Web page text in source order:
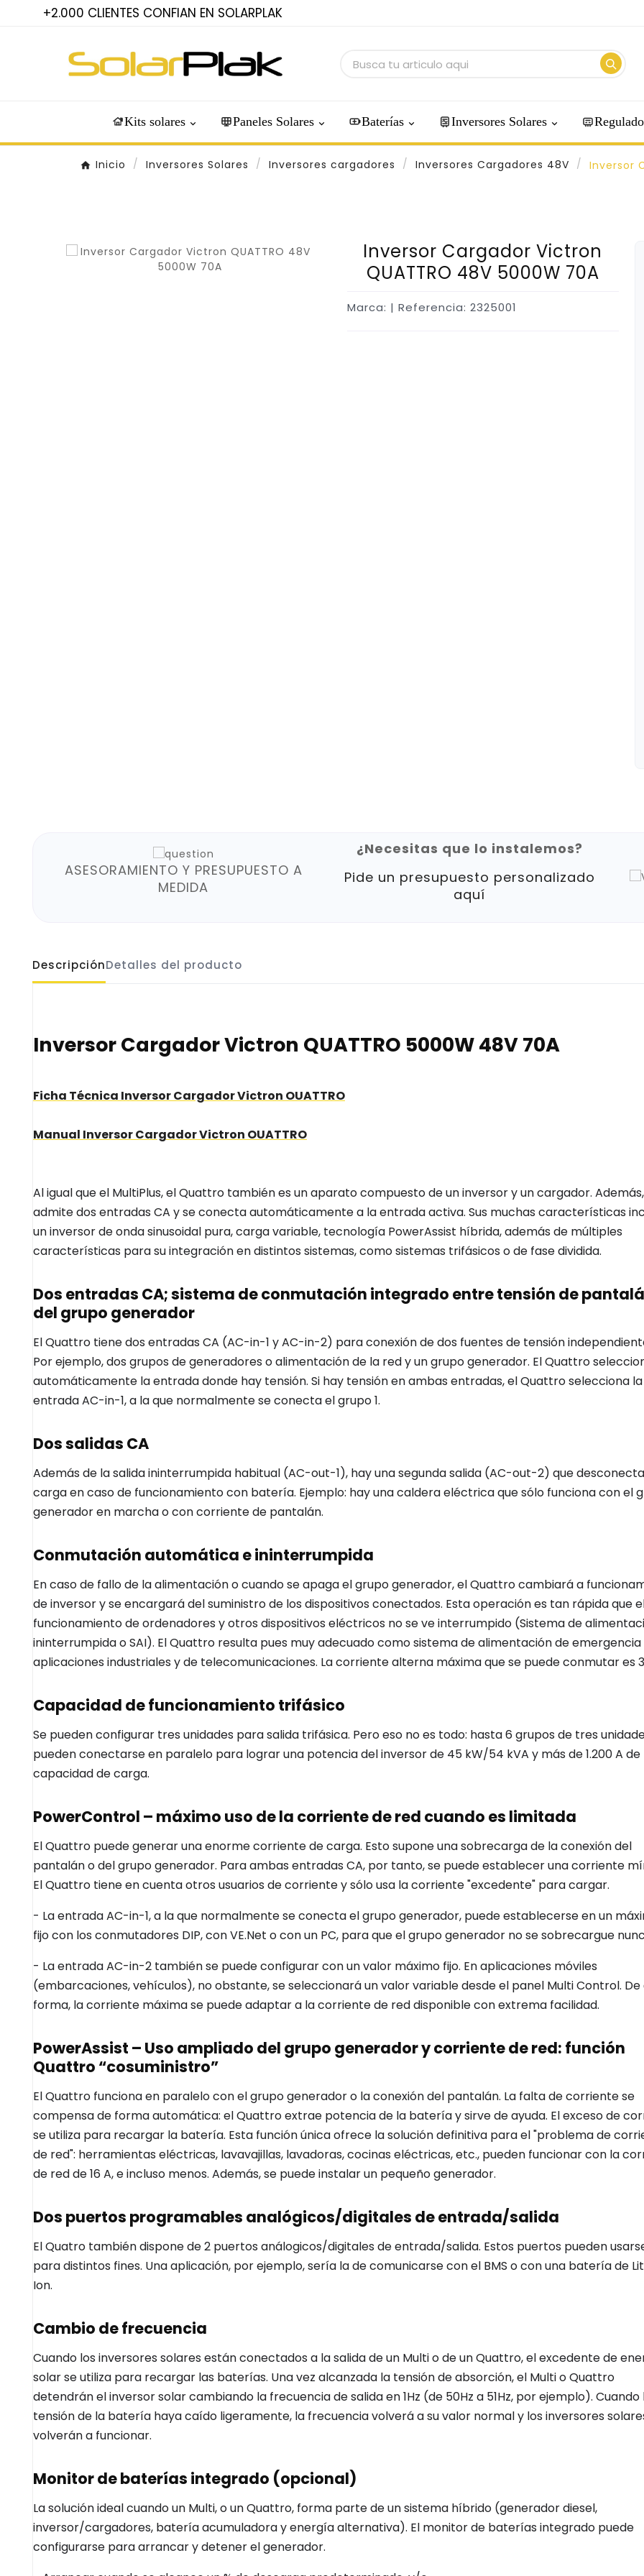
+2.000 CLIENTES CONFIAN EN SOLARPLAK
Kits solares Paneles Solares Baterías Inversores Solares
Inicio Inversores Solares Inversores cargadores Inversores Cargadores 48V Inversor
Inversor Cargador Victron
QUATTRO 48V 5000W 70A
Marca: | Referencia: 2325001
ASESORAMIENTO Y PRESUPUESTO A
MEDIDA
¿Necesitas que lo instalemos?
Pide un presupuesto personalizado
aquí
DescripciónDetalles del producto
Inversor Cargador Victron QUATTRO 5000W 48V 70A
Ficha Técnica Inversor Cargador Victron OUATTRO
Manual Inversor Cargador Victron OUATTRO
Al igual que el MultiPlus, el Quattro también es un aparato compuesto de un inversor y un cargador. Además,
admite dos entradas CA y se conecta automáticamente a la entrada activa. Sus muchas características
un inversor de onda sinusoidal pura, carga variable, tecnología PowerAssist híbrida, además de múltiples
características para su integración en distintos sistemas, como sistemas trifásicos o de fase dividida.
Dos entradas CA; sistema de conmutación integrado entre tensión de
del grupo generador
El Quattro tiene dos entradas CA (AC-in-1 y AC-in-2) para conexión de dos fuentes de tensión
Por ejemplo, dos grupos de generadores o alimentación de la red y un grupo generador. El Quattro
automáticamente la entrada donde hay tensión. Si hay tensión en ambas entradas, el Quattro selecciona la
entrada AC-in-1, a la que normalmente se conecta el grupo 1.
Dos salidas CA
Además de la salida ininterrumpida habitual (AC-out-1), hay una segunda salida (AC-out-2) que
carga en caso de funcionamiento con batería. Ejemplo: hay una caldera eléctrica que sólo funciona con el
generador en marcha o con corriente de pantalán.
Conmutación automática e ininterrumpida
En caso de fallo de la alimentación o cuando se apaga el grupo generador, el Quattro cambiará a
de inversor y se encargará del suministro de los dispositivos conectados. Esta operación es tan rápida que
funcionamiento de ordenadores y otros dispositivos eléctricos no se ve interrumpido (Sistema de
ininterrumpida o SAI). El Quattro resulta pues muy adecuado como sistema de alimentación de emergencia
aplicaciones industriales y de telecomunicaciones. La corriente alterna máxima que se puede conmutar es
Capacidad de funcionamiento trifásico
Se pueden configurar tres unidades para salida trifásica. Pero eso no es todo: hasta 6 grupos de tres
pueden conectarse en paralelo para lograr una potencia del inversor de 45 kW/54 kVA y más de 1.200 A de
capacidad de carga.
PowerControl – máximo uso de la corriente de red cuando es limitada
El Quattro puede generar una enorme corriente de carga. Esto supone una sobrecarga de la conexión del
pantalán o del grupo generador. Para ambas entradas CA, por tanto, se puede establecer una corriente
El Quattro tiene en cuenta otros usuarios de corriente y sólo usa la corriente "excedente" para cargar.
- La entrada AC-in-1, a la que normalmente se conecta el grupo generador, puede establecerse en un
fijo con los conmutadores DIP, con VE.Net o con un PC, para que el grupo generador no se sobrecargue
- La entrada AC-in-2 también se puede configurar con un valor máximo fijo. En aplicaciones móviles
(embarcaciones, vehículos), no obstante, se seleccionará un valor variable desde el panel Multi Control.
forma, la corriente máxima se puede adaptar a la corriente de red disponible con extrema facilidad.
PowerAssist – Uso ampliado del grupo generador y corriente de red: función
Quattro “cosuministro”
El Quattro funciona en paralelo con el grupo generador o la conexión del pantalán. La falta de corriente se
compensa de forma automática: el Quattro extrae potencia de la batería y sirve de ayuda. El exceso de
se utiliza para recargar la batería. Esta función única ofrece la solución definitiva para el "problema de
de red": herramientas eléctricas, lavavajillas, lavadoras, cocinas eléctricas, etc., pueden funcionar con la
de red de 16 A, e incluso menos. Además, se puede instalar un pequeño generador.
Dos puertos programables analógicos/digitales de entrada/salida
El Quatro también dispone de 2 puertos análogicos/digitales de entrada/salida. Estos puertos pueden
para distintos fines. Una aplicación, por ejemplo, sería la de comunicarse con el BMS o con una batería de
Ion.
Cambio de frecuencia
Cuando los inversores solares están conectados a la salida de un Multi o de un Quattro, el excedente de
solar se utiliza para recargar las baterías. Una vez alcanzada la tensión de absorción, el Multi o Quattro
detendrán el inversor solar cambiando la frecuencia de salida en 1Hz (de 50Hz a 51Hz, por ejemplo). Cuando
tensión de la batería haya caído ligeramente, la frecuencia volverá a su valor normal y los inversores
volverán a funcionar.
Monitor de baterías integrado (opcional)
La solución ideal cuando un Multi, o un Quattro, forma parte de un sistema híbrido (generador diesel,
inversor/cargadores, batería acumuladora y energía alternativa). El monitor de baterías integrado puede
configurarse para arrancar y detener el generador.